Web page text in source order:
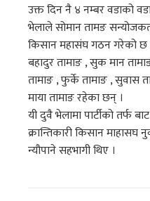
उक्त दिन नै ४ नम्बर वडाको
भेलाले सोमान तामङ
किसान महासंघ गठन गरेको
बहादुर तामाङ , सुक मान
तामाङ , फुर्के तामाङ , सुवास
माया तामाङ रहेका छन् ।
यी दुवै भेलामा पार्टीको तर्फ
क्रान्तिकारी किसान
न्यौपाने सहभागी थिए ।